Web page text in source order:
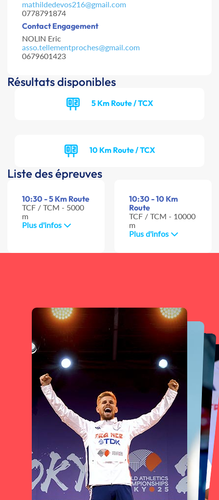
mathildedevos216@gmail.com
0778791874
Contact Engagement
NOLIN Eric
asso.tellementproches@gmail.com
0679601423
Résultats disponibles
5 Km Route / TCX
10 Km Route / TCX
Liste des épreuves
10:30 - 5 Km Route
TCF / TCM - 5000
m
Plus d'infos
10:30 - 10 Km
Route
TCF / TCM - 10000
m
Plus d'infos